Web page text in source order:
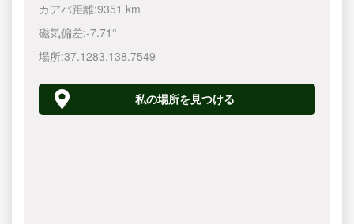
カアバ距離:9351 km
磁気偏差:-7.71°
場所:37.1283,138.7550
私の場所を見つける